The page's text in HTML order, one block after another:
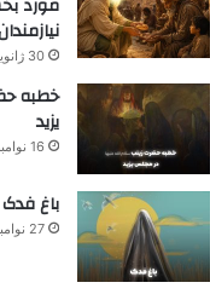
30 ژانویه, 2023
خطبه
یزید
16 نوامبر, 2023
باغ فدک
27 نوامبر, 2023